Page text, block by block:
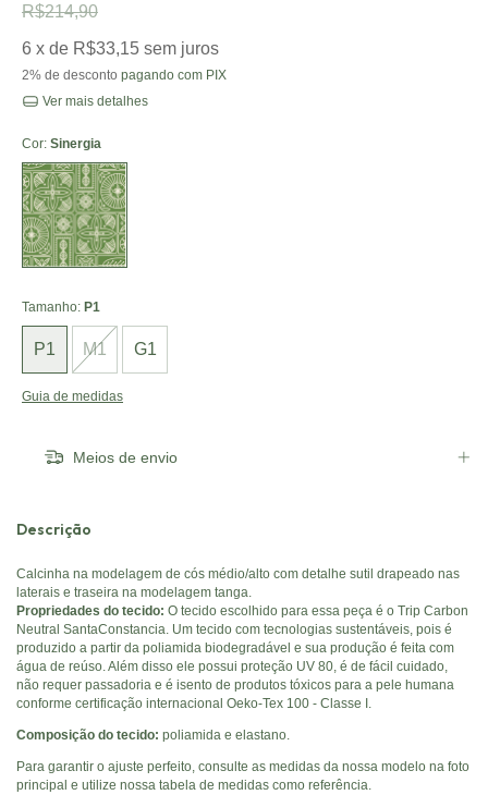
R$214,90
6 x de R$33,15 sem juros
2% de desconto pagando com PIX
Ver mais detalhes
Cor: Sinergia
Sinergia
Tamanho: P1
P1 M1 G1
Guia de medidas
Meios de envio
Descrição
Calcinha na modelagem de cós médio/alto com detalhe sutil drapeado nas
laterais e traseira na modelagem tanga.
Propriedades do tecido: O tecido escolhido para essa peça é o Trip Carbon
Neutral SantaConstancia. Um tecido com tecnologias sustentáveis, pois é
produzido a partir da poliamida biodegradável e sua produção é feita com
água de reúso. Além disso ele possui proteção UV 80, é de fácil cuidado,
não requer passadoria e é isento de produtos tóxicos para a pele humana
conforme certificação internacional Oeko-Tex 100 - Classe I.
Composição do tecido: poliamida e elastano.
Para garantir o ajuste perfeito, consulte as medidas da nossa modelo na foto
principal e utilize nossa tabela de medidas como referência.